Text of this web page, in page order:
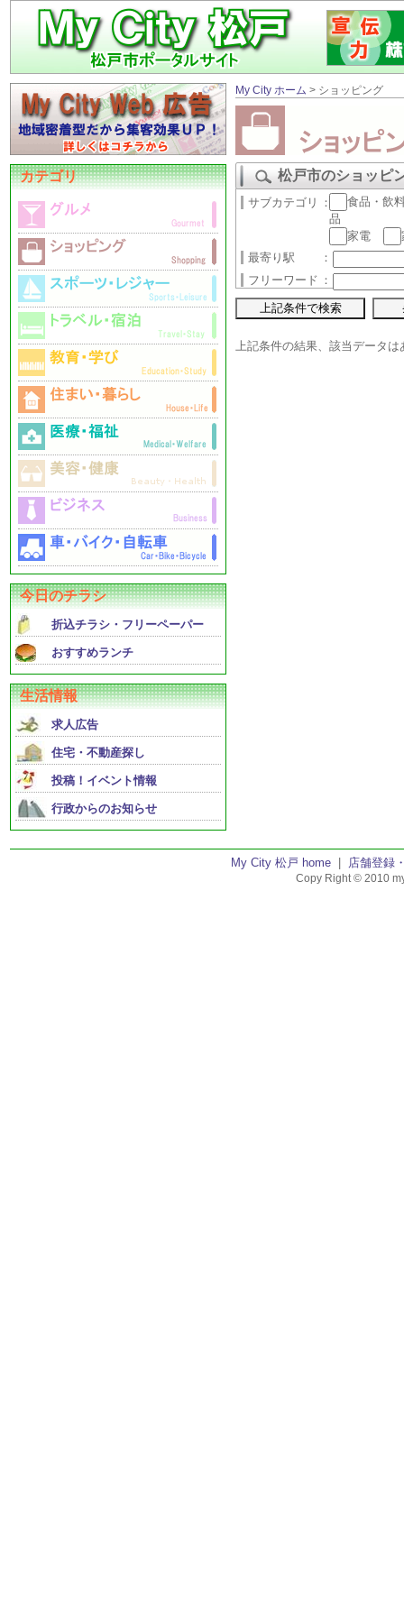
カテゴリ
今日のチラシ
折込チラシ・フリーペーパー
おすすめランチ
生活情報
求人広告
住宅・不動産探し
投稿！イベント情報
行政からのお知らせ
My City ホーム > ショッピング
松戸市のショッピ
サブカテゴリ ：
食品・飲
品
家電
最寄り駅
：
フリーワード ：
上記条件の結果、該当データは
My City 松戸 home 店舗登録
Copy Right © 2010